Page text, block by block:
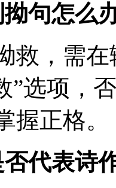
句怎么
救，需
”选项，
握正格。
代表诗